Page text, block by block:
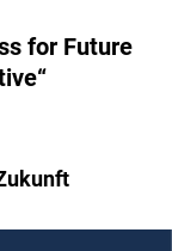
for Future